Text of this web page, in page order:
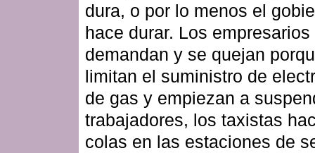
dura, o por lo menos el
hace durar. Los empresarios
demandan y se quejan
limitan el suministro de
de gas y empiezan a
trabajadores, los taxistas
colas en las estaciones de